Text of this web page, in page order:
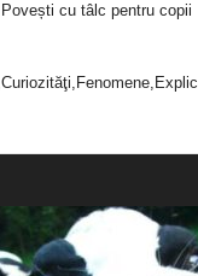
cu tâlc pentru copii